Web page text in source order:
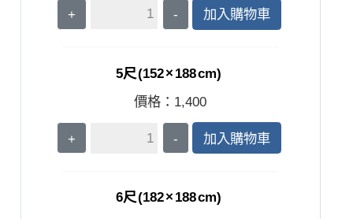
+ - 加入購物車
5尺 (152 × 188 cm)
價格： 1,400
+ - 加入購物車
6尺 (182 × 188 cm)